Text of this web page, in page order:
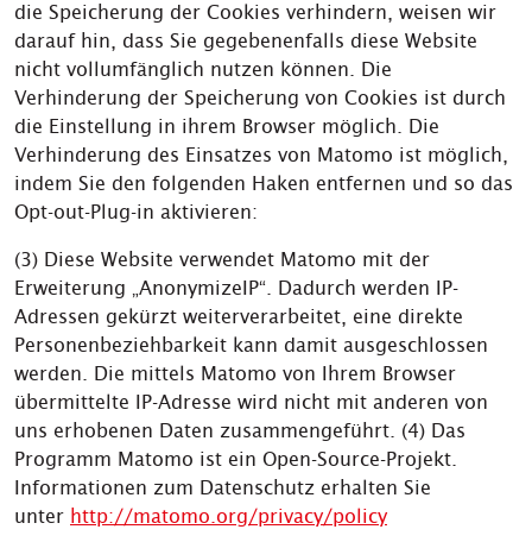
die Speicherung der Cookies verhindern, weisen wir
darauf hin, dass Sie gegebenenfalls diese Website
nicht vollumfänglich nutzen können. Die
Verhinderung der Speicherung von Cookies ist durch
die Einstellung in ihrem Browser möglich. Die
Verhinderung des Einsatzes von Matomo ist möglich,
indem Sie den folgenden Haken entfernen und so das
Opt-out-Plug-in aktivieren:
(3) Diese Website verwendet Matomo mit der
Erweiterung „AnonymizeIP“. Dadurch werden IP-
Adressen gekürzt weiterverarbeitet, eine direkte
Personenbeziehbarkeit kann damit ausgeschlossen
werden. Die mittels Matomo von Ihrem Browser
übermittelte IP-Adresse wird nicht mit anderen von
uns erhobenen Daten zusammengeführt. (4) Das
Programm Matomo ist ein Open-Source-Projekt.
Informationen zum Datenschutz erhalten Sie
unter http://matomo.org/privacy/policy